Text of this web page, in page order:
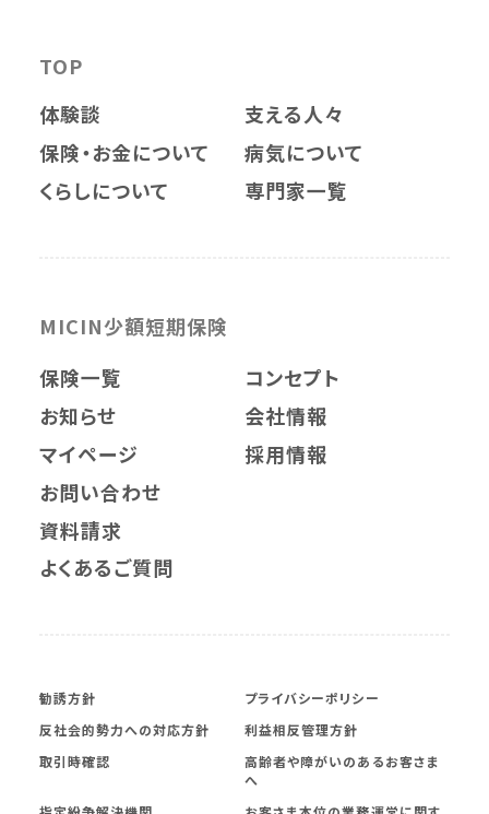
TOP
体験談
支える人々
保険・お金について
病気について
くらしについて
専門家一覧
MICIN少額短期保険
保険一覧
お知らせ
マイページ
コンセプト
会社情報
採用情報
お問い合わせ
資料請求
よくあるご質問
勧誘方針
プライバシーポリシー
反社会的勢力への対応方針
利益相反管理方針
取引時確認
高齢者や障がいのあるお客さま
へ